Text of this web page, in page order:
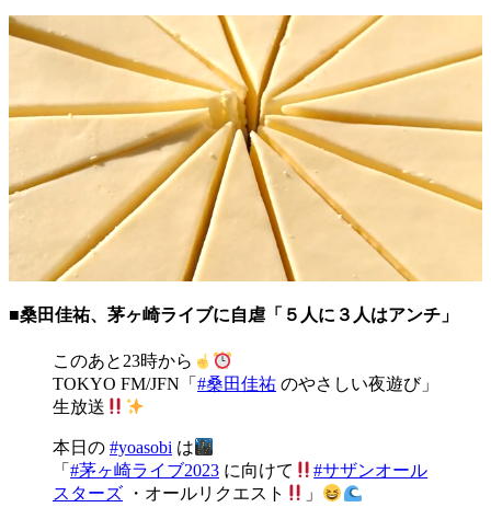
■桑田佳祐、茅ヶ崎ライブに自虐「５人に３人はアンチ」
このあと23時から
TOKYO FM/JFN「 #桑田佳祐 のやさしい夜遊び」
生放送
本日の #yoasobi は
「 #茅ヶ崎ライブ2023 に向けて
#サザンオール
スターズ ・オールリクエスト 」